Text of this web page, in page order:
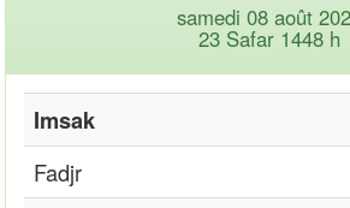
samedi 08 août
23 Safar 1448 h
Imsak
Fadjr